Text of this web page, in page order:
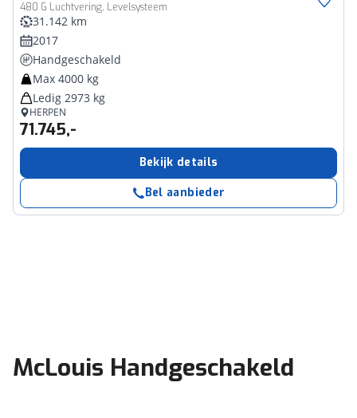
480 G Luchtvering, Levelsysteem
31.142 km
2017
Handgeschakeld
Max 4000 kg
Ledig 2973 kg
HERPEN
71.745,-
Bekijk details
Bel aanbieder
McLouis Handgeschakeld